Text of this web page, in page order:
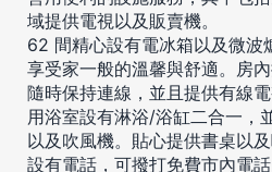
域提供電視以及販賣機。
62 間精心設有電冰箱以及微波
享受家一般的溫馨與舒適。房
隨時保持連線，並且提供有線
用浴室設有淋浴/浴缸二合一，
以及吹風機。貼心提供書桌以
設有電話，可撥打免費市內電話